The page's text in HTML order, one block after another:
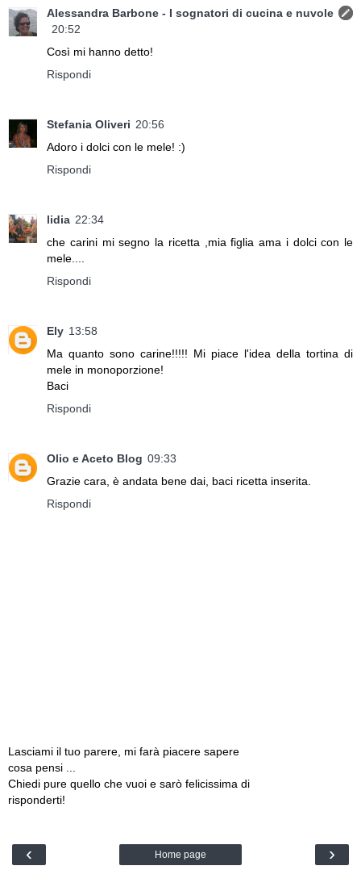
Alessandra Barbone - I sognatori di cucina e nuvole
20:52
Così mi hanno detto!
Rispondi
Stefania Oliveri 20:56
Adoro i dolci con le mele! :)
Rispondi
lidia 22:34
che carini mi segno la ricetta ,mia figlia ama i dolci con le
mele....
Rispondi
Ely 13:58
Ma quanto sono carine!!!!! Mi piace l'idea della tortina di
mele in monoporzione!
Baci
Rispondi
Olio e Aceto Blog 09:33
Grazie cara, è andata bene dai, baci ricetta inserita.
Rispondi
Lasciami il tuo parere, mi farà piacere sapere
cosa pensi ...
Chiedi pure quello che vuoi e sarò felicissima di
risponderti!
‹ ›
Home page